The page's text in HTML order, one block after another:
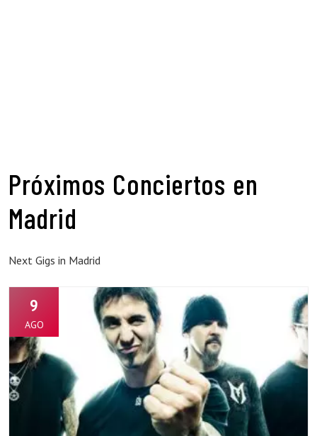
Próximos Conciertos en
Madrid
Next Gigs in Madrid
9
AGO